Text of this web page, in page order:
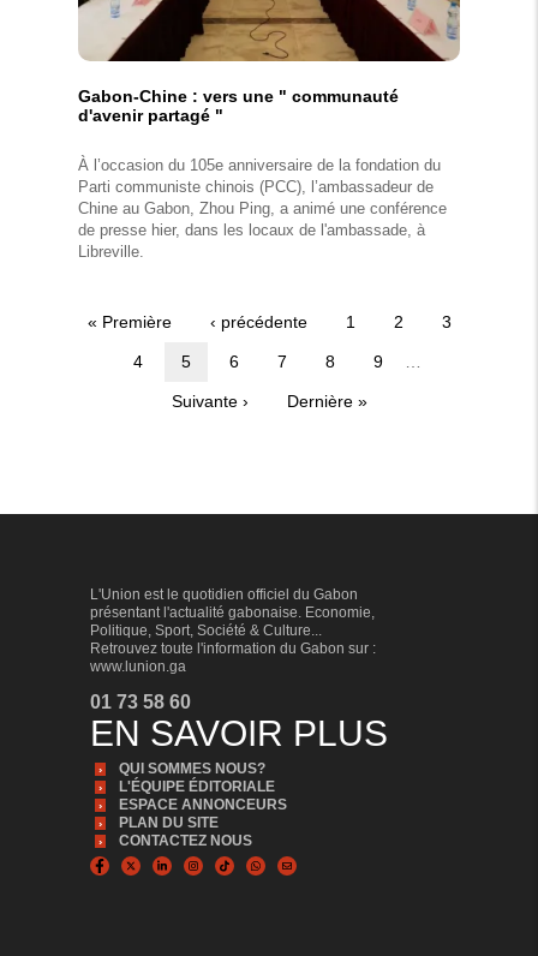
Gabon-Chine : vers une " communauté
d'avenir partagé "
À l’occasion du 105e anniversaire de la fondation du
Parti communiste chinois (PCC), l’ambassadeur de
Chine au Gabon, Zhou Ping, a animé une conférence
de presse hier, dans les locaux de l'ambassade, à
Libreville.
Pagination
Première
« Première
Page
‹ précédente Page
1 Page
2 Page
3
Page
4
Page
5 Page
6 Page
7 Page
8 Page
9
Page
Suivante ›
Dernière
Dernière »
L'Union est le quotidien officiel du Gabon
présentant l'actualité gabonaise. Economie,
Politique, Sport, Société & Culture...
Retrouvez toute l'information du Gabon sur :
www.lunion.ga
01 73 58 60
EN SAVOIR PLUS
QUI SOMMES NOUS?
L'ÉQUIPE ÉDITORIALE
ESPACE ANNONCEURS
PLAN DU SITE
CONTACTEZ NOUS